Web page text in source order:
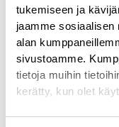
tukemiseen ja
jaamme
alan
sivustoamme.
tietoja muihin
kerätty, kun olet
Kesä
12.6.2025
Aurinko paistaa,